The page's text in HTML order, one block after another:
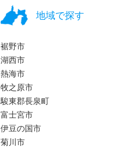
地域で探す
裾野市
湖西市
熱海市
牧之原市
駿東郡長泉町
富士宮市
伊豆の国市
菊川市